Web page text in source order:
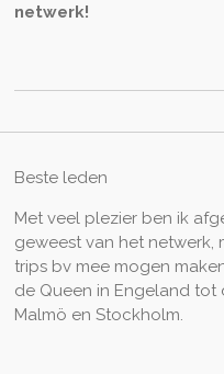
netwerk!
Beste leden
Met veel plezier ben ik
geweest van het netwerk,
trips bv mee mogen
de Queen in Engeland
Malmö en Stockholm.